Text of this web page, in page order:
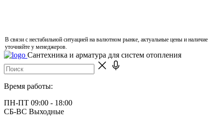
В связи с нестабильной ситуацией на валютном рынке, актуальные цены и наличие
уточняйте у менеджеров.
Сантехника и арматура для систем отопления
Время работы:
ПН-ПТ 09:00 - 18:00
СБ-ВС Выходные